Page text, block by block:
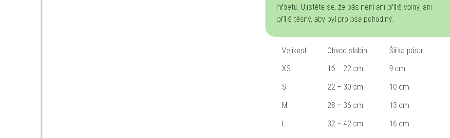
hřbetu. Ujistěte se, že pás není ani příliš volný, ani
příliš těsný, aby byl pro psa pohodlný.
Velikost Obvod slabin
Šířka pásu
XS
16 – 22 cm
9 cm
S
22 – 30 cm
10 cm
M
28 – 36 cm
13 cm
L
32 – 42 cm
16 cm